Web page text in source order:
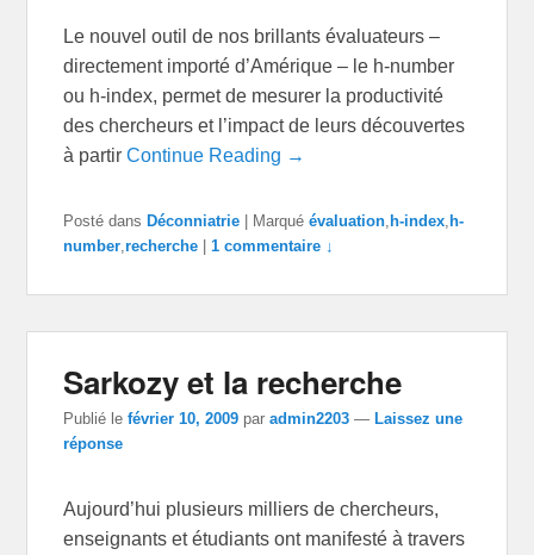
Le nouvel outil de nos brillants évaluateurs –
directement importé d’Amérique – le h-number
ou h-index, permet de mesurer la productivité
des chercheurs et l’impact de leurs découvertes
à partirContinue Reading →
Posté dans Déconniatrie Marqué évaluation h-index h-
number ,recherche |1 commentaire ↓
Sarkozy et la recherche
Publié lefévrier 10, 2009 paradmin2203 —Laissez une
réponse
Aujourd’hui plusieurs milliers de chercheurs,
enseignants et étudiants ont manifesté à travers